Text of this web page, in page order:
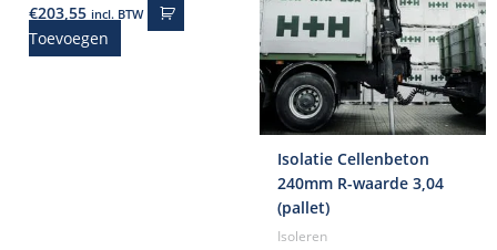
€203,55 incl. BTW
Toevoegen
Isolatie Cellenbeton
240mm R-waarde 3,04
(pallet)
Isoleren